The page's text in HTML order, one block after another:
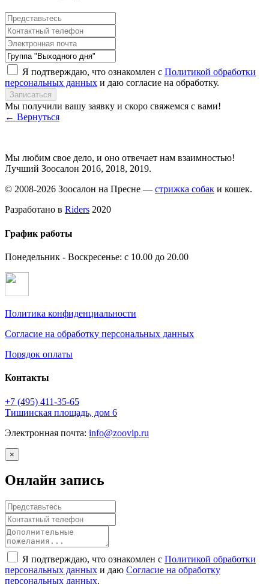
Я подтверждаю, что ознакомлен с Политикой обработки
персональных данных и даю согласие на обработку.
Записаться
Мы получили вашу заявку и скоро свяжемся с вами!
← Вернуться
Мы любим свое дело, и оно отвечает нам взаимностью!
Лучший Зоосалон 2016, 2018, 2019.
© 2008-2026 Зоосалон на Пресне — стрижка собак и кошек.
Разработано в Riders 2020
График работы
Понедельник - Воскресенье: с 10.00 до 20.00
Политика конфиденциальности
Согласие на обработку персональных данных
Порядок оплаты
Контакты
+7 (495) 411-35-65
Тишинская площадь, дом 6
Электронная почта: info@zoovip.ru
×
Онлайн запись
Я подтверждаю, что ознакомлен с Политикой обработки
персональных данных и даю Согласие на обработку
персональных данных.